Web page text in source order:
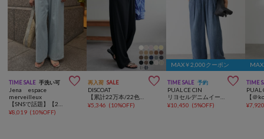
TIME SALE 手洗い可 
Jena espace
merveilleux
¥8,019 (10%OFF)
再入荷 SALE 
DISCOAT
¥5,346 (10%OFF)
MAX￥2,000クーポン
TIME SALE 予約 
PUAL CE CIN
¥10,450 (5%OFF)
TIME
PUAL
¥